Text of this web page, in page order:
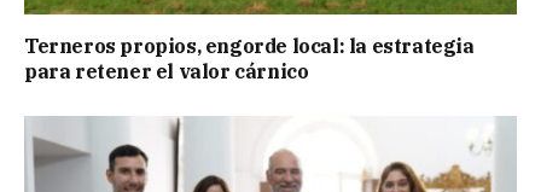
Terneros propios, engorde local: la estrategia
para retener el valor cárnico